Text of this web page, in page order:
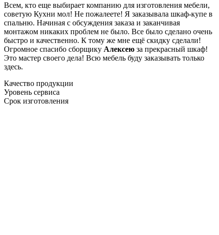
Всем, кто еще выбирает компанию для изготовления мебели,
советую Кухни мол! Не пожалеете! Я заказывала шкаф-купе в
спальню. Начиная с обсуждения заказа и заканчивая
монтажом никаких проблем не было. Все было сделано очень
быстро и качественно. К тому же мне ещё скидку сделали!
Огромное спасибо сборщику Алексею за прекрасный шкаф!
Это мастер своего дела! Всю мебель буду заказывать только
здесь.
Качество продукции
Уровень сервиса
Срок изготовления